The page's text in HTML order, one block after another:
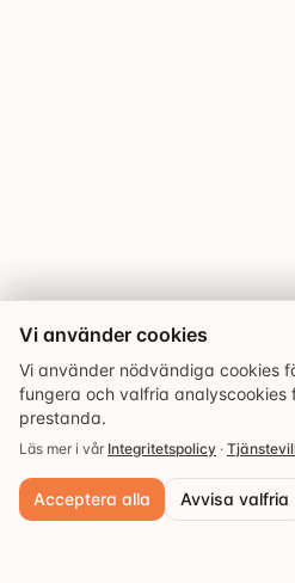
Vi använder cookies
Vi använder nödvändiga cookies
fungera och valfria
prestanda.
Läs mer i vår Integritetspolicy ·
Acceptera alla Avvisa valfria